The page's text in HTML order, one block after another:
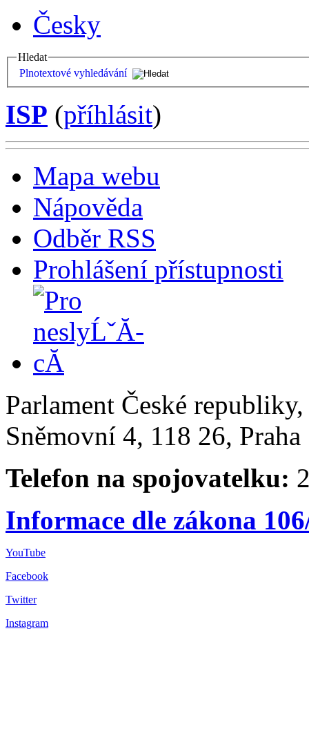
Česky
Hledat
Plnotextové vyhledávání
ISP (příhlásit)
Mapa webu
Nápověda
Odběr RSS
Prohlášení přístupnosti
Parlament České
Sněmovní 4, 118 26,
Telefon na spojovatelku:
Informace dle zákona
YouTube
Facebook
Twitter
Instagram